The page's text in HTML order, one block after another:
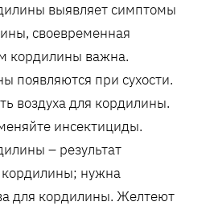
выявляет симптомы
своевременная
кордилины важна.
появляются при сухости.
воздуха для кордилины.
инсектициды.
– результат
кордилины; нужна
для кордилины. Желтеют